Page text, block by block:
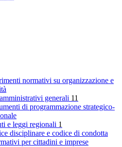
normativi su organizzazione e
generali 11
di programmazione strategico-
e leggi regionali 1
disciplinare e codice di condotta
per cittadini e imprese